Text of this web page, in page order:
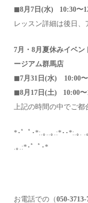
◼︎8月7日(水) 10:30〜
レッスン詳細は後日、
7月・8月夏休みイベ
ージアム群馬店
◼︎7月31日(水) 10:00〜
◼︎8月17日(土) 10:00〜
上記の時間の中でご都
*･゜ﾟ･*:.｡..｡.:*･･*:.｡.
.｡.:*･゜ﾟ･*
お電話での（050-3713-